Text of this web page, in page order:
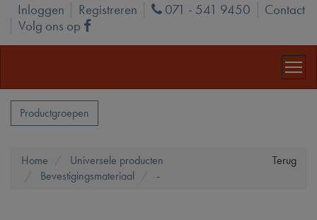
Inloggen Registreren Phone
071 - 541 9450
Contact
Volg ons op
Facebook
Productgroepen
Terug
Home
Universele producten
Bevestigingsmateriaal
-